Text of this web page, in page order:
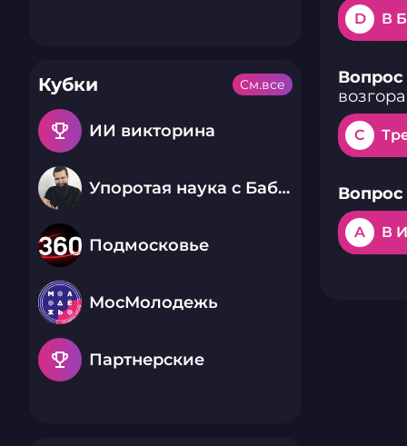
Кубки
emoji_events ИИ викторина
Упоротая наука с Бабаем Лютым
Подмосковье
МосМолодежь
emoji_events Партнерские
См.все
D В
Вопрос
C
Вопрос
A В